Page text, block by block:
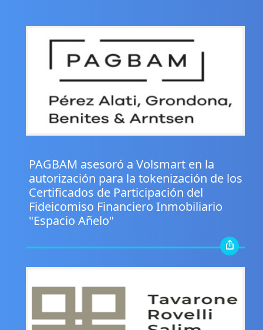
PAGBAM asesoró a Volsmart en la
autorización para la tokenización de los
Certificados de Participación del
Fideicomiso Financiero Inmobiliario
"Espacio Añelo"